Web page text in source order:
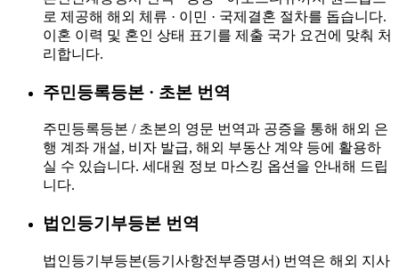
로 제공해 해외 체류 · 이민 · 국제결혼 절차를 돕습니다.
이혼 이력 및 혼인 상태 표기를 제출 국가 요건에 맞춰 처
리합니다.
주민등록등본 · 초본 번역
주민등록등본 / 초본의 영문 번역과 공증을 통해 해외 은
행 계좌 개설, 비자 발급, 해외 부동산 계약 등에 활용하
실 수 있습니다. 세대원 정보 마스킹 옵션을 안내해 드립
니다.
법인등기부등본 번역
법인등기부등본(등기사항전부증명서) 번역은 해외 지사